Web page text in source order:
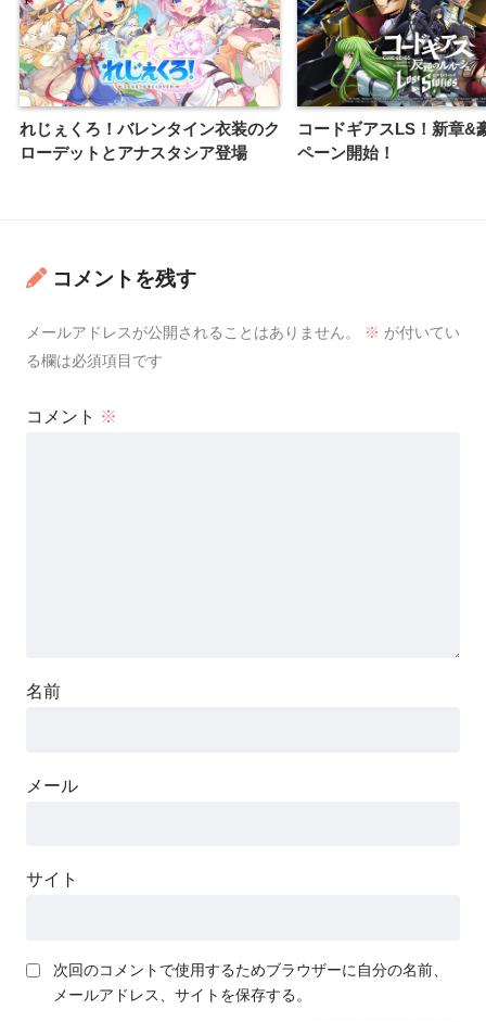
れじぇくろ！バレンタイン衣装のク
ローデットとアナスタシア登場
コードギアスLS！新章&
ペーン開始！
コメントを残す
メールアドレスが公開されることはありません。 ※ が付いてい
る欄は必須項目です
コメント ※
名前
メール
サイト
次回のコメントで使用するためブラウザーに自分の名前、
メールアドレス、サイトを保存する。